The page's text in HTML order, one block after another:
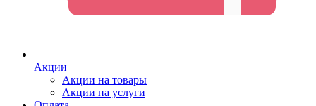
Акции
Акции на товары
Акции на услуги